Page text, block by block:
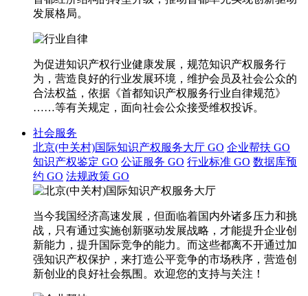
发展格局。
为促进知识产权行业健康发展，规范知识产权服务行
为，营造良好的行业发展环境，维护会员及社会公众的
合法权益，依据《首都知识产权服务行业自律规范》
……等有关规定，面向社会公众接受维权投诉。
社会服务
北京(中关村)国际知识产权服务大厅 GO 企业帮扶 GO
知识产权鉴定 GO 公证服务 GO 行业标准 GO 数据库预
约 GO 法规政策 GO
当今我国经济高速发展，但面临着国内外诸多压力和挑
战，只有通过实施创新驱动发展战略，才能提升企业创
新能力，提升国际竞争的能力。而这些都离不开通过加
强知识产权保护，来打造公平竞争的市场秩序，营造创
新创业的良好社会氛围。欢迎您的支持与关注！